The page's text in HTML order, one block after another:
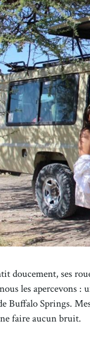
doucement, ses
les apercevons :
Buffalo Springs.
faire aucun bruit.